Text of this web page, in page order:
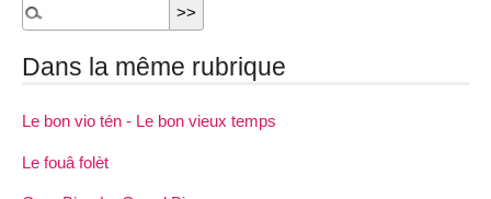
Dans la même rubrique
Le bon vio tén - Le bon vieux temps
Le fouâ folèt